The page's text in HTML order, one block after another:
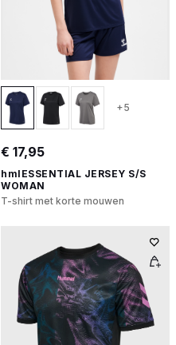
+5
€ 17,95
hmlESSENTIAL JERSEY S/S
WOMAN
T-shirt met korte mouwen